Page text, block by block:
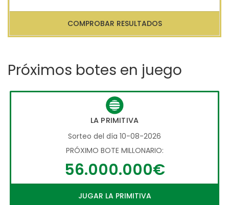
COMPROBAR RESULTADOS
Próximos botes en juego
LA PRIMITIVA
Sorteo del día 10-08-2026
PRÓXIMO BOTE MILLONARIO:
56.000.000€
JUGAR LA PRIMITIVA